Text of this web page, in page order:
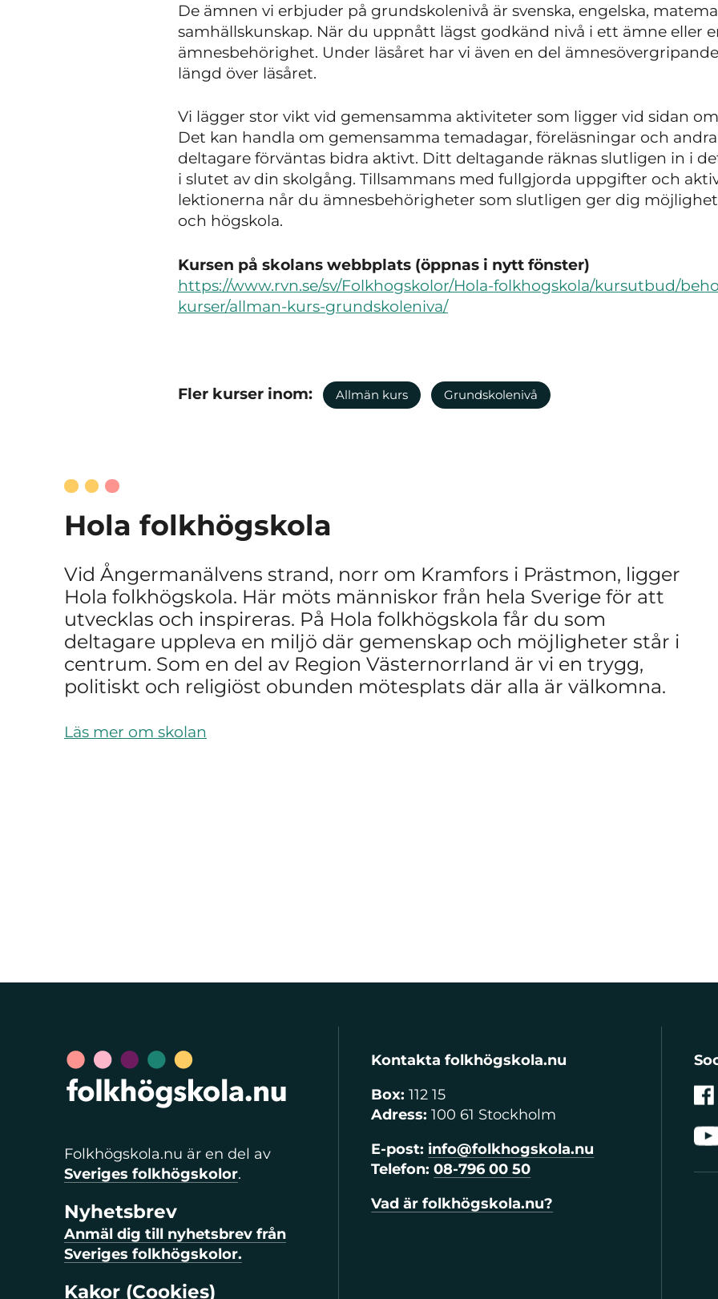
De ämnen vi erbjuder på grundskolenivå är svenska, engelska,
samhällskunskap. När du uppnått lägst godkänd nivå i ett ämne eller
ämnesbehörighet. Under läsåret har vi även en del
längd över läsåret.
Vi lägger stor vikt vid gemensamma aktiviteter som ligger vid sidan
Det kan handla om gemensamma temadagar, föreläsningar och
deltagare förväntas bidra aktivt. Ditt deltagande räknas slutligen in i
i slutet av din skolgång. Tillsammans med fullgjorda uppgifter och
lektionerna når du ämnesbehörigheter som slutligen ger dig
och högskola.
Kursen på skolans webbplats (öppnas i nytt fönster)
https://www.rvn.se/sv/Folkhogskolor/Hola-folkhogskola/kursutbud/
kurser/allman-kurs-grundskoleniva/
Fler kurser inom: Allmän kurs Grundskolenivå
Hola folkhögskola
Vid Ångermanälvens strand, norr om Kramfors i Prästmon, ligger
Hola folkhögskola. Här möts människor från hela Sverige för att
utvecklas och inspireras. På Hola folkhögskola får du som
deltagare uppleva en miljö där gemenskap och möjligheter står i
centrum. Som en del av Region Västernorrland är vi en trygg,
politiskt och religiöst obunden mötesplats där alla är välkomna.
Läs mer om skolan
Folkhögskola.nu är en del av
Sveriges folkhögskolor.
Nyhetsbrev
Anmäl dig till nyhetsbrev från
Sveriges folkhögskolor.
Kakor (Cookies)
Kontakta folkhögskola.nu
Box:112 15
Adress: 100 61 Stockholm
E-post: info@folkhogskola.nu
Telefon: 08-796 00 50
Vad är folkhögskola.nu?